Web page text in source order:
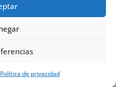
Política de privacidad